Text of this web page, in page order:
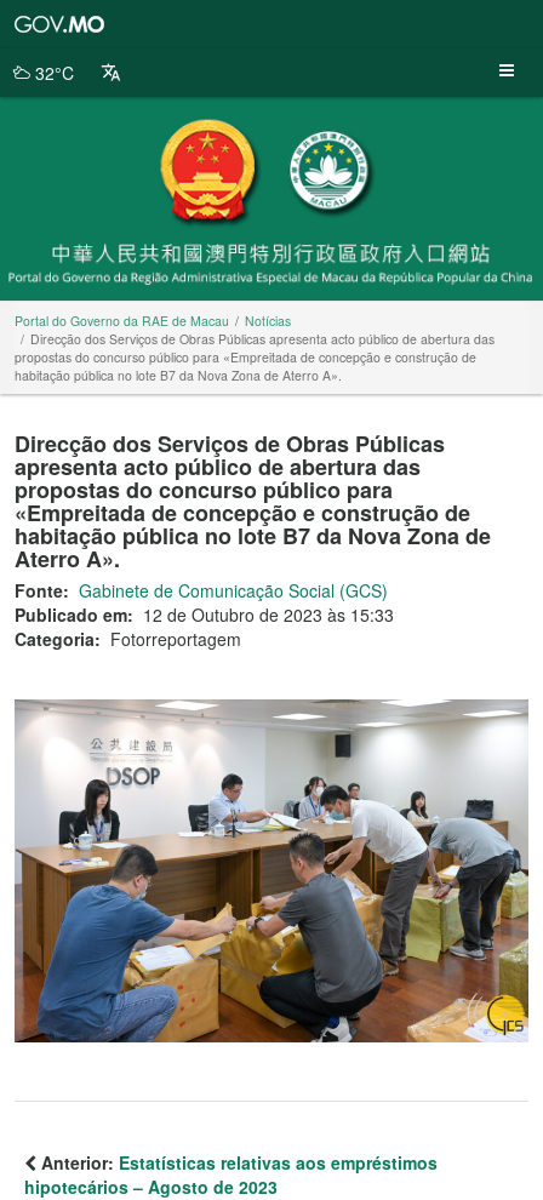
da
32°C
Portal do Governo da RAE de Macau
Notícias
Direcção dos Serviços de Obras Públicas apresenta acto público de abertura das
propostas do concurso público para «Empreitada de concepção e construção de
habitação pública no lote B7 da Nova Zona de Aterro A».
Direcção dos Serviços de Obras Públicas
apresenta acto público de abertura das
propostas do concurso público para
«Empreitada de concepção e construção de
habitação pública no lote B7 da Nova Zona de
Aterro A».
Fonte: Gabinete de Comunicação Social (GCS)
Publicado em: 12 de Outubro de 2023 às 15:33
Categoria: Fotorreportagem
Anterior: Estatísticas relativas aos empréstimos
hipotecários – Agosto de 2023